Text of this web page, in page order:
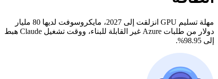
مهلة تسليم GPU انزلقت إلى 2027، مايكروسوفت لديها 80 مليار
دولار من طلبات Azure غير القابلة للبناء، ووقت تشغيل Claude هبط
إلى 98.95%.